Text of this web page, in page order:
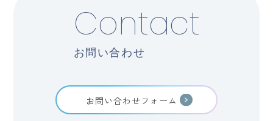
Contact
お問い合わせ
お問い合わせフォーム